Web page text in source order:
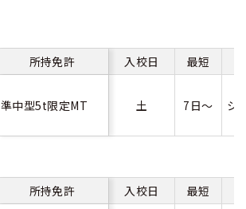
所持免許 入校日 最短
準中型5t限定MT 土 7日～ シ
所持免許 入校日 最短